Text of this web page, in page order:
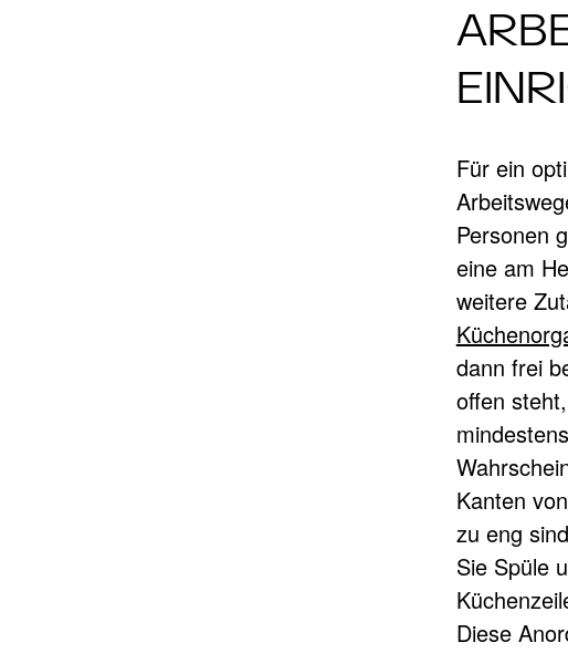
Für ein
Personen
eine am
weitere
dann frei
offen
Kanten
zu eng
Sie Spüle
Diese